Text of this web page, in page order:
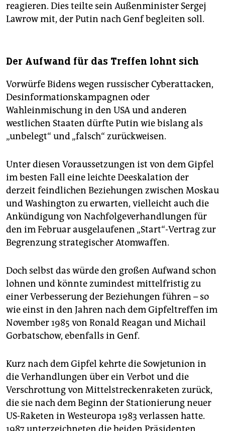
reagieren. Dies teilte sein Außenminister Sergej
Lawrow mit, der Putin nach Genf begleiten soll.
Der Aufwand für das Treffen lohnt sich
Vorwürfe Bidens wegen russischer Cyberattacken,
Desinformationskampagnen oder
Wahleinmischung in den USA und anderen
westlichen Staaten dürfte Putin wie bislang als
„unbelegt“ und „falsch“ zurückweisen.
Unter diesen Voraussetzungen ist von dem Gipfel
im besten Fall eine leichte Deeskalation der
derzeit feindlichen Beziehungen zwischen Moskau
und Washington zu erwarten, vielleicht auch die
Ankündigung von Nachfolgeverhandlungen für
den im Februar ausgelaufenen „Start“-Vertrag zur
Begrenzung strategischer Atomwaffen.
Doch selbst das würde den großen Aufwand schon
lohnen und könnte zumindest mittelfristig zu
einer Verbesserung der Beziehungen führen – so
wie einst in den Jahren nach dem Gipfeltreffen im
November 1985 von Ronald Reagan und Michail
Gorbatschow, ebenfalls in Genf.
Kurz nach dem Gipfel kehrte die Sowjetunion in
die Verhandlungen über ein Verbot und die
Verschrottung von Mittelstreckenraketen zurück,
die sie nach dem Beginn der Stationierung neuer
US-Raketen in Westeuropa 1983 verlassen hatte.